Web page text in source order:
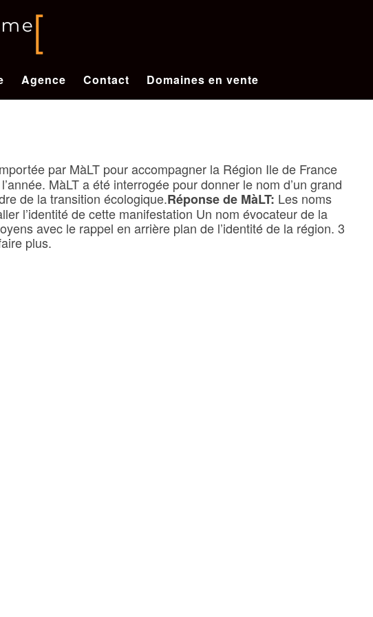
Agence Contact Domaines en vente
par MàLT pour accompagner la Région Ile de France
MàLT a été interrogée pour donner le nom d’un grand
de la transition écologique.Réponse de MàLT: Les noms
l’identité de cette manifestation Un nom évocateur de la
avec le rappel en arrière plan de l’identité de la région. 3
plus.